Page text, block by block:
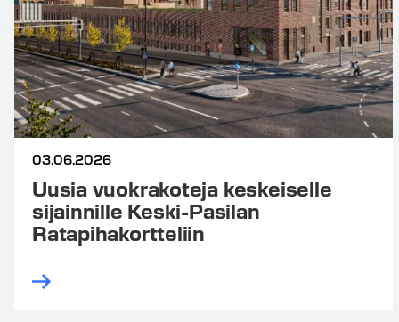
03.06.2026
Uusia vuokrakoteja keskeiselle
sijainnille Keski-Pasilan
Ratapihakortteliin